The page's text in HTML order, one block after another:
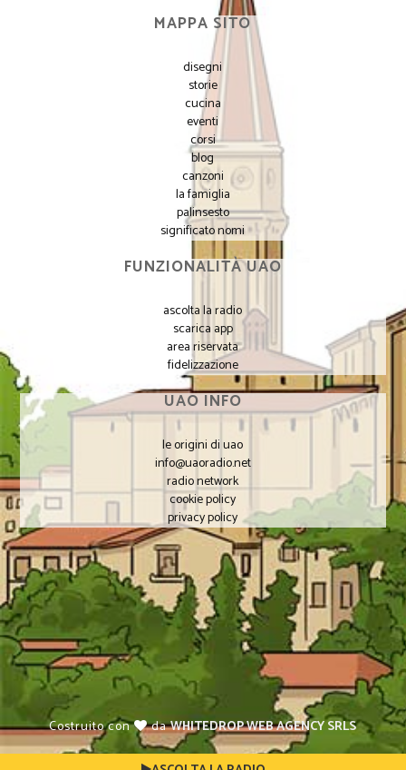
MAPPA SITO
disegni
storie
cucina
eventi
corsi
blog
canzoni
la famiglia
palinsesto
significato nomi
FUNZIONALITÀ UAO
ascolta la radio
scarica app
area riservata
fidelizzazione
UAO INFO
le origini di uao
info@uaoradio.net
radio network
cookie policy
privacy policy
Costruito con daWHITEDROP WEB AGENCY SRLS